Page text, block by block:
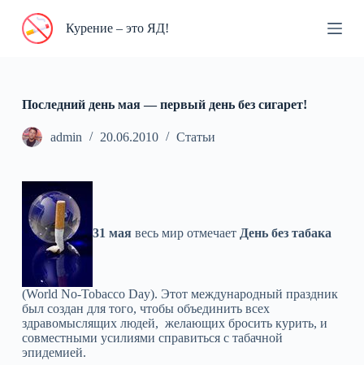
П
и
Курение – это ЯД!
Последний день мая — первый день без сигарет!
admin 20.06.2010 Статьи
31 маявесь мир отмечает День без табака
(World No-Tobacco Day). Этот международный праздник
был создан для того, чтобы объединить всех
здравомыслящих людей, желающих бросить курить, и
совместными усилиями справиться с табачной
эпидемией.